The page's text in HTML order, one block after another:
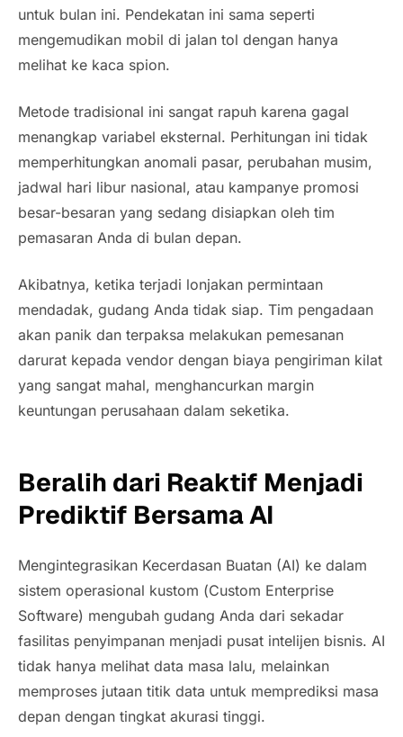
untuk bulan ini. Pendekatan ini sama seperti
mengemudikan mobil di jalan tol dengan hanya
melihat ke kaca spion.
Metode tradisional ini sangat rapuh karena gagal
menangkap variabel eksternal. Perhitungan ini tidak
memperhitungkan anomali pasar, perubahan musim,
jadwal hari libur nasional, atau kampanye promosi
besar-besaran yang sedang disiapkan oleh tim
pemasaran Anda di bulan depan.
Akibatnya, ketika terjadi lonjakan permintaan
mendadak, gudang Anda tidak siap. Tim pengadaan
akan panik dan terpaksa melakukan pemesanan
darurat kepada vendor dengan biaya pengiriman kilat
yang sangat mahal, menghancurkan margin
keuntungan perusahaan dalam seketika.
Beralih dari Reaktif Menjadi
Prediktif Bersama AI
Mengintegrasikan Kecerdasan Buatan (AI) ke dalam
sistem operasional kustom (Custom Enterprise
Software) mengubah gudang Anda dari sekadar
fasilitas penyimpanan menjadi pusat intelijen bisnis. AI
tidak hanya melihat data masa lalu, melainkan
memproses jutaan titik data untuk memprediksi masa
depan dengan tingkat akurasi tinggi.